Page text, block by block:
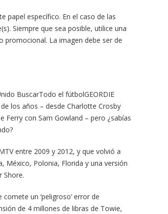
papel específico. En el caso de las
Siempre que sea posible, utilice una
promocional. La imagen debe ser de
BuscarTodo el fútbolGEORDIE
los años – desde Charlotte Crosby
Ferry con Sam Gowland – pero ¿sabías
entre 2009 y 2012, y que volvió a
México, Polonia, Florida y una versión
Shore.
un ‘peligroso’ error de
de 4 millones de libras de Towie,